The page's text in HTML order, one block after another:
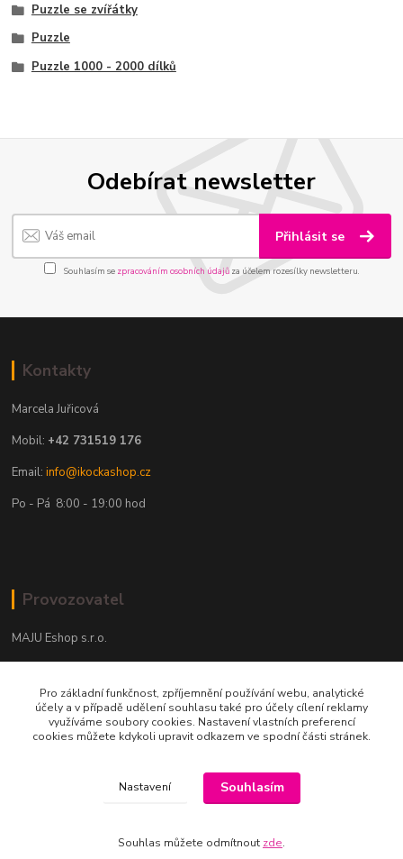
Puzzle se zvířátky
Puzzle
Puzzle 1000 - 2000 dílků
Odebírat newsletter
Přihlásit se
Souhlasím se zpracováním osobních údajůza účelem rozesílky newsletteru.
Kontakty
Marcela Juřicová
Mobil: +42 731519 176
Email:info@ikockashop.cz
Po - Pá 8:00 - 19:00 hod
Provozovatel
MAJU Eshop s.r.o.
702 00 Ostrava
IČ: 09674799
Pro základní funkčnost, zpříjemnění používání webu, analytické
účely a v případě udělení souhlasu také pro účely cílení reklamy
využíváme soubory cookies. Nastavení vlastních preferencí
cookies můžete kdykoli upravit odkazem ve spodní části stránek.
Nastavení Souhlasím
Souhlas můžete odmítnout zde.